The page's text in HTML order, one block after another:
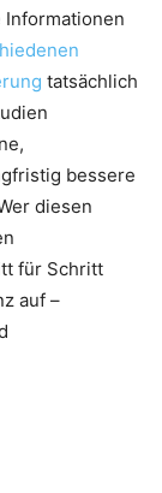
tatsächlich
bessere
diesen
für Schritt
auf –